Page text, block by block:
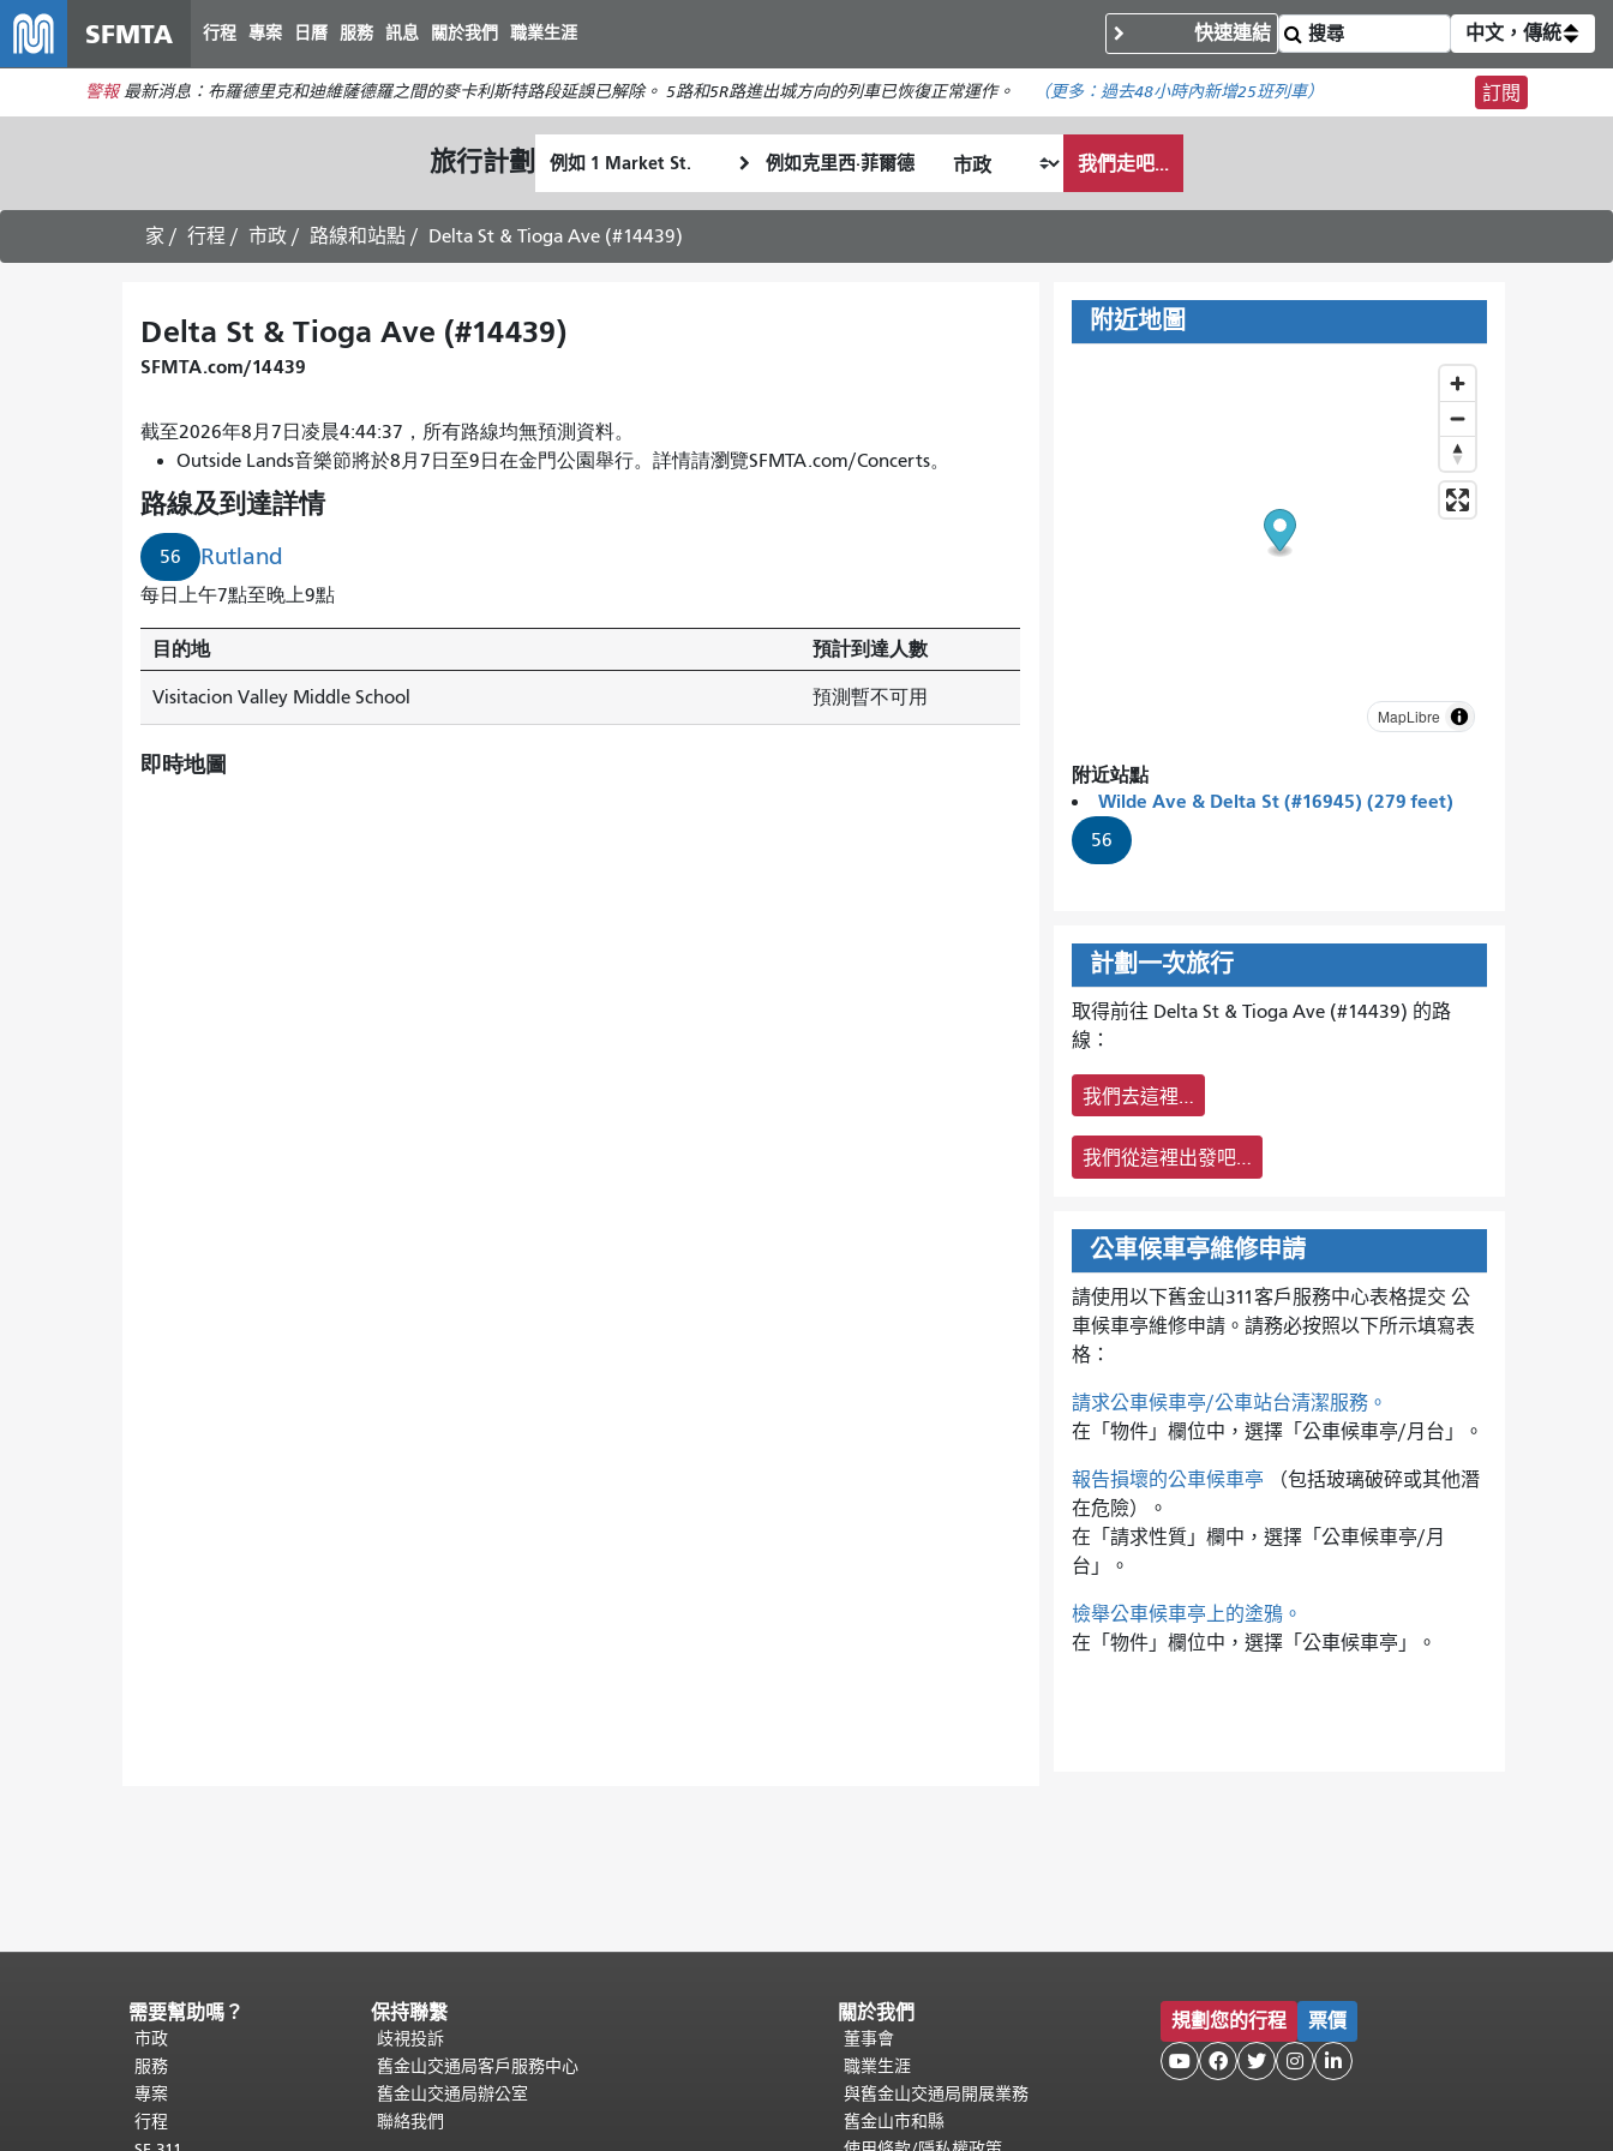
主
要
內
容
SFMTA 行程 專案 日曆 服務 訊息 關於我們 職業生涯 快速連結 中文，傳統
警報 最新消息：布羅德里克和迪維薩德羅之間的麥卡利斯特路段延誤已解除。 5路和5R路進出城方向的列車已恢復正常運作。 （更多： 過去48小時內新增25班列車） 訂閱
旅行計劃
起
始
位
置
終
點
位
我
希
的
我們走吧...
家 行程 市政 路線和站點 Delta St & Tioga Ave (#14439)
Delta St & Tioga Ave (#14439)
SFMTA.com/14439
截至2026年8月7日凌晨4:44:37，所有路線均無預測資料。
Outside Lands音樂節將於8月7日至9日在金門公園舉行。詳情請瀏覽SFMTA.com/Concerts。
路線及到達詳情
56 Rutland
每日上午7點至晚上9點
目的地 預計到達人數
Visitacion Valley Middle School 預測暫不可用
即時地圖
附近地圖
MapLibre
附近站點
Wilde Ave & Delta St (#16945) (279 feet)
56
計劃一次旅行
取得前往 Delta St & Tioga Ave (#14439) 的路
線：
我們去這裡…
我們從這裡出發吧…
公車候車亭維修申請
請使用以下舊金山311客戶服務中心表格提交 公
車候車亭維修申請。請務必按照以下所示填寫表
格：
請求公車候車亭/公車站台清潔服務。
在「物件」欄位中，選擇「公車候車亭/月台」。
報告損壞的公車候車亭 （包括玻璃破碎或其他潛
在危險）。
在「請求性質」欄中，選擇「公車候車亭/月
台」。
檢舉公車候車亭上的塗鴉。
在「物件」欄位中，選擇「公車候車亭」。
頁
面
內
容
結
束。本
需要幫助嗎？
市政
服務
專案
行程
保持聯繫
歧視投訴
舊金山交通局客戶服務中心
舊金山交通局辦公室
聯絡我們
關於我們
董事會
職業生涯
與舊金山交通局開展業務
舊金山市和縣
規劃您的行程 票價
    